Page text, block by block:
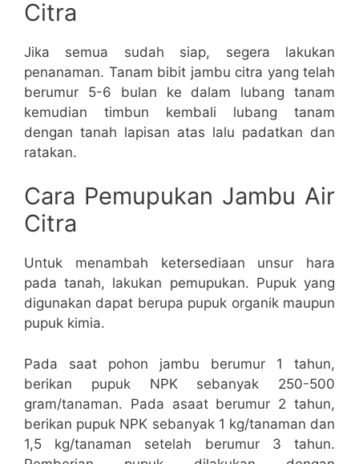
Citra
Jika semua sudah siap, segera lakukan
penanaman. Tanam bibit jambu citra yang telah
berumur 5-6 bulan ke dalam lubang tanam
kemudian timbun kembali lubang tanam
dengan tanah lapisan atas lalu padatkan dan
ratakan.
Cara Pemupukan Jambu Air
Citra
Untuk menambah ketersediaan unsur hara
pada tanah, lakukan pemupukan. Pupuk yang
digunakan dapat berupa pupuk organik maupun
pupuk kimia.
Pada saat pohon jambu berumur 1 tahun,
berikan pupuk NPK sebanyak 250-500
gram/tanaman. Pada asaat berumur 2 tahun,
berikan pupuk NPK sebanyak 1 kg/tanaman dan
1,5 kg/tanaman setelah berumur 3 tahun.